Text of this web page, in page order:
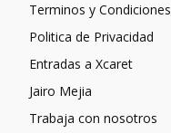
Terminos y Condiciones
Politica de Privacidad
Entradas a Xcaret
Jairo Mejia
Trabaja con nosotros